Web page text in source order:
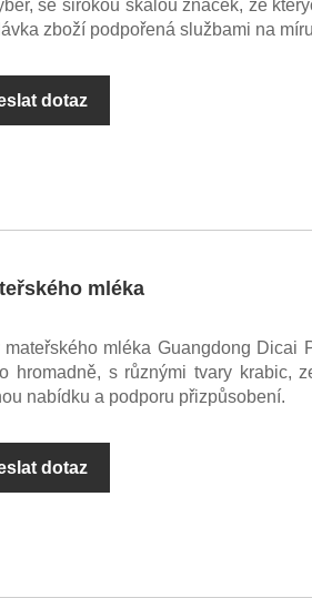
se širokou škálou značek, ze
zboží podpořená službami na
dotaz
mléka
mléka Guangdong Dicai
hromadně, s různými tvary krabic,
nabídku a podporu přizpůsobení.
dotaz